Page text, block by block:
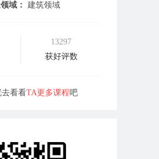
域： 建筑领域
13297
获好评数
看看TA更多课程吧